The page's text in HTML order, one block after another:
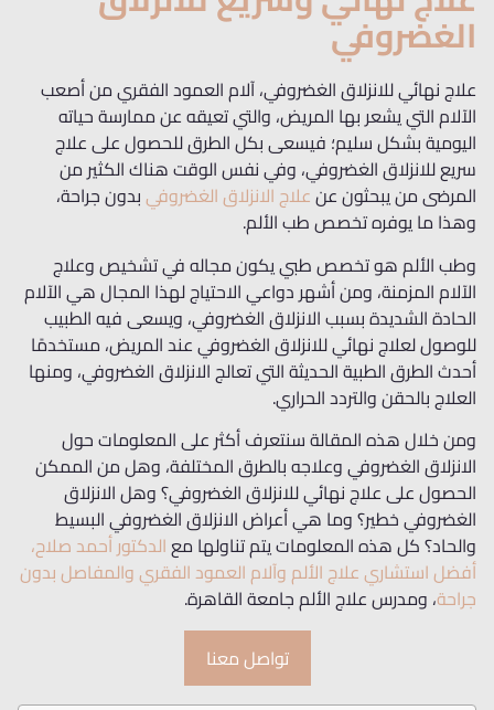
الغضروفي
علاج نهائي للانزلاق الغضروفي، آلام العمود الفقري من أصعب
الآلام التي يشعر بها المريض، والتي تعيقه عن ممارسة حياته
اليومية بشكل سليم؛ فيسعى بكل الطرق للحصول على علاج
سريع للانزلاق الغضروفي، وفي نفس الوقت هناك الكثير من
المرضى من يبحثون عنعلاج الانزلاق الغضروفيبدون جراحة،
وهذا ما يوفره تخصص طب الألم.
وطب الألم هو تخصص طبي يكون مجاله في تشخيص وعلاج
الآلام المزمنة، ومن أشهر دواعي الاحتياج لهذا المجال هي الآلام
الحادة الشديدة بسبب الانزلاق الغضروفي، ويسعى فيه الطبيب
للوصول لعلاج نهائي للانزلاق الغضروفي عند المريض، مستخدمًا
أحدث الطرق الطبية الحديثة التي تعالج الانزلاق الغضروفي، ومنها
العلاج بالحقن والتردد الحراري.
ومن خلال هذه المقالة سنتعرف أكثر على المعلومات حول
الانزلاق الغضروفي وعلاجه بالطرق المختلفة، وهل من الممكن
الحصول على علاج نهائي للانزلاق الغضروفي؟ وهل الانزلاق
الغضروفي خطير؟ وما هي أعراض الانزلاق الغضروفي البسيط
والحاد؟ كل هذه المعلومات يتم تناولها معالدكتور أحمد صلاح،
أفضل استشاري علاج الألم وآلام العمود الفقري والمفاصل بدون
جراحة، ومدرس علاج الألم جامعة القاهرة.
تواصل معنا